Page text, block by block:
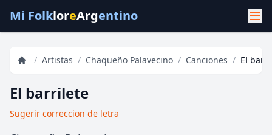
Mi FolkloreArgentino
/ Artistas / Chaqueño Palavecino / Canciones / El
El barrilete
Sugerir correccion de letra